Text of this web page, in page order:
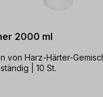
2000 ml
von Harz-Härter-
| 10 St.